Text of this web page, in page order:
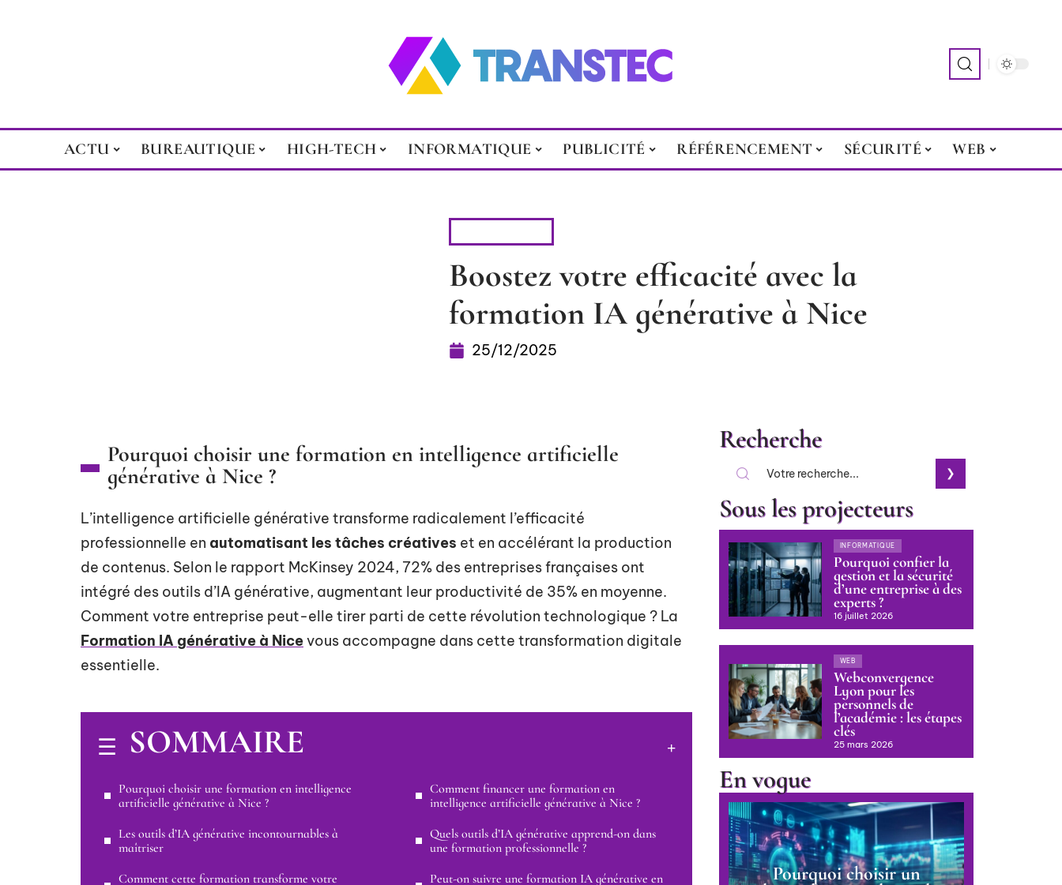
ACTU BUREAUTIQUE HIGH-TECH INFORMATIQUE PUBLICITÉ RÉFÉRENCEMENT SÉCURITÉ WEB
Boostez votre efficacité avec la
formation IA générative à Nice
25/12/2025
Pourquoi choisir une formation en intelligence artificielle
générative à Nice ?
L’intelligence artificielle générative transforme radicalement l’efficacité
professionnelle en automatisant les tâches créatives et en accélérant la production
de contenus. Selon le rapport McKinsey 2024, 72% des entreprises françaises ont
intégré des outils d’IA générative, augmentant leur productivité de 35% en moyenne.
Comment votre entreprise peut-elle tirer parti de cette révolution technologique ? La
Formation IA générative à Nicevous accompagne dans cette transformation digitale
essentielle.
SOMMAIRE
Pourquoi choisir une formation en intelligence
artificielle générative à Nice ?
Les outils d’IA générative incontournables à
maîtriser
Comment cette formation transforme votre
Comment financer une formation en
intelligence artificielle générative à Nice ?
Quels outils d’IA générative apprend-on dans
une formation professionnelle ?
Peut-on suivre une formation IA générative en
Recherche
Sous les projecteurs
INFORMATIQUE
Pourquoi confier la
gestion et la sécurité
d’une entreprise à des
experts ?
16 juillet 2026
WEB
Webconvergence
Lyon pour les
personnels de
l’académie : les étapes
clés
25 mars 2026
En vogue
Pourquoi choisir un